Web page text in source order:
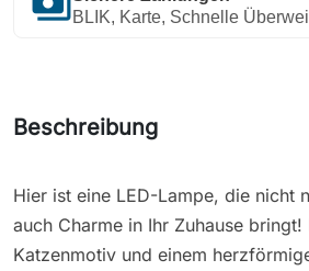
BLIK, Karte, Schnelle
Beschreibung
Hier ist eine LED-Lampe, die nicht
auch Charme in Ihr Zuhause bringt!
Katzenmotiv und einem